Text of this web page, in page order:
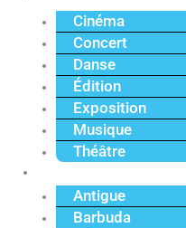
Cinéma
Concert
Danse
Édition
Exposition
Musique
Théâtre
Antigue
Barbuda